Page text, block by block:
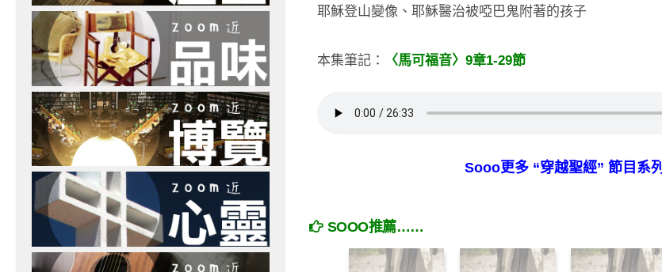
耶穌登山變像、耶穌醫治被啞巴鬼附著的孩子
本集筆記： 〈馬可福音〉9章1-29節
Sooo更多 “穿越聖經” 節目系列
SOOO推薦……